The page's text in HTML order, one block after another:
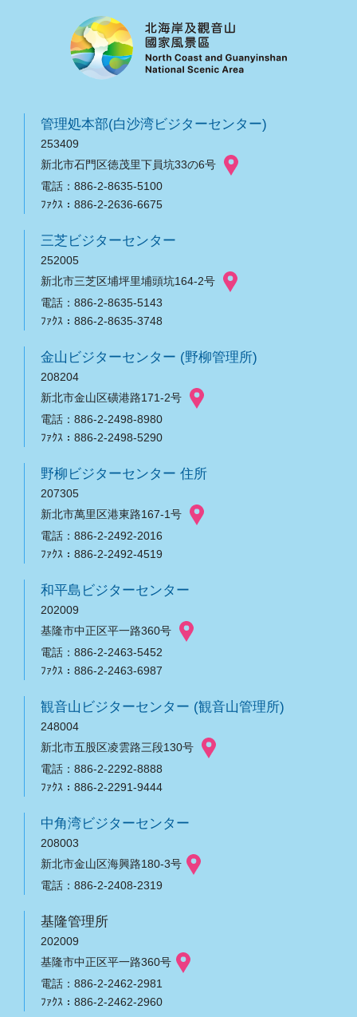
管理処本部(白沙湾ビジターセンター)
253409
新北市石門区徳茂里下員坑33の6号
電話：886-2-8635-5100
ﾌｧｸｽ：886-2-2636-6675
三芝ビジターセンター
252005
新北市三芝区埔坪里埔頭坑164-2号
電話：886-2-8635-5143
ﾌｧｸｽ：886-2-8635-3748
金山ビジターセンター (野柳管理所)
208204
新北市金山区磺港路171-2号
電話：886-2-2498-8980
ﾌｧｸｽ：886-2-2498-5290
野柳ビジターセンター 住所
207305
新北市萬里区港東路167-1号
電話：886-2-2492-2016
ﾌｧｸｽ：886-2-2492-4519
和平島ビジターセンター
202009
基隆市中正区平一路360号
電話：886-2-2463-5452
ﾌｧｸｽ：886-2-2463-6987
観音山ビジターセンター (観音山管理所)
248004
新北市五股区凌雲路三段130号
電話：886-2-2292-8888
ﾌｧｸｽ：886-2-2291-9444
中角湾ビジターセンター
208003
新北市金山区海興路180-3号
電話：886-2-2408-2319
基隆管理所
202009
基隆市中正区平一路360号
電話：886-2-2462-2981
ﾌｧｸｽ：886-2-2462-2960